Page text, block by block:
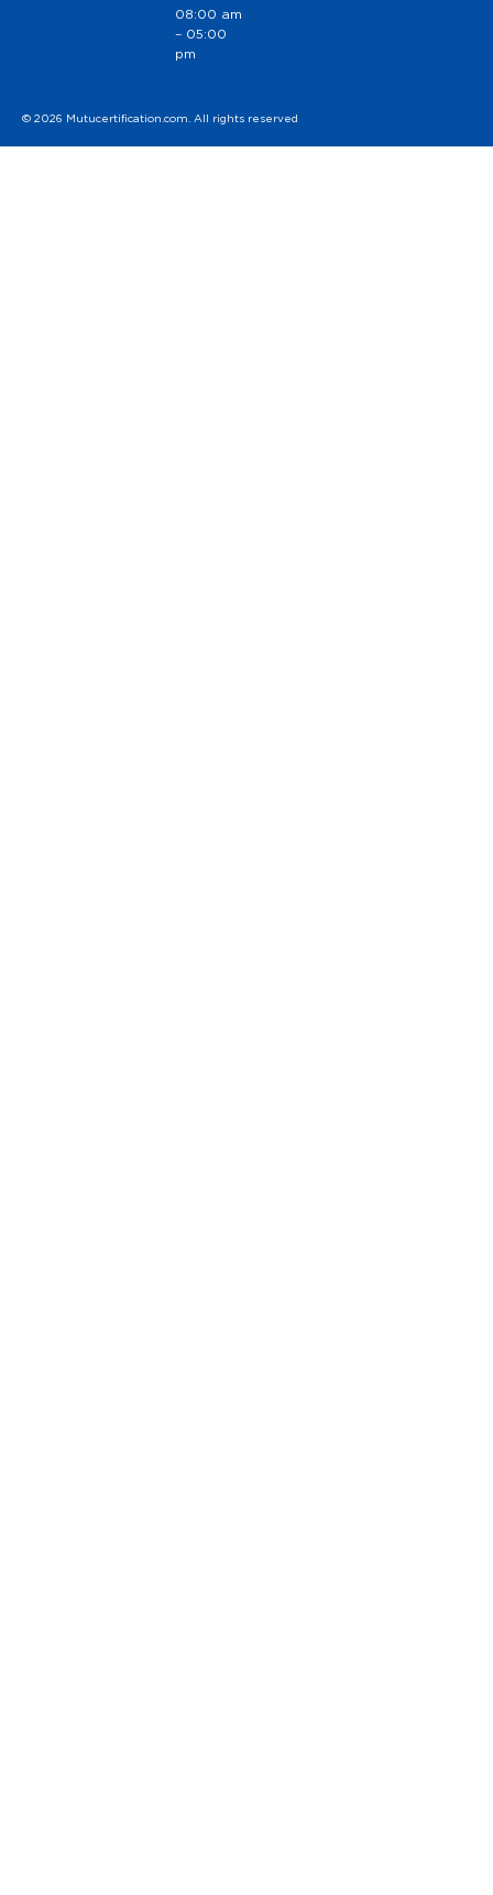
08:00 am
– 05:00
pm
© 2026 Mutucertification.com. All rights reserved